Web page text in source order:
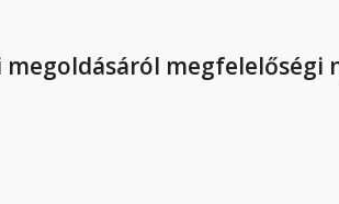
megoldásáról megfelelőségi